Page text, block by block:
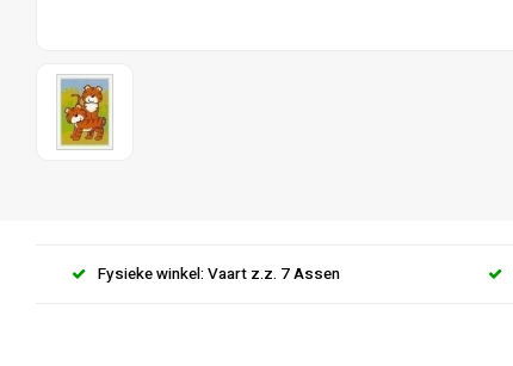
Fysieke winkel: Vaart z.z. 7 Assen